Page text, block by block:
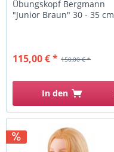
Übungskopf Bergmann
"Junior Braun" 30 - 35 cm
150,00 € *
115,00 € *
In den